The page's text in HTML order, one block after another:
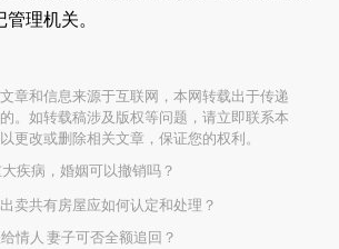
理机关。
章和信息来源于互联网，本网转载出于传递
。如转载稿涉及版权等问题，请立即联系本
更改或删除相关文章，保证您的权利。
疾病，婚姻可以撤销吗？
卖共有房屋应如何认定和处理？
情人 妻子可否全额追回？